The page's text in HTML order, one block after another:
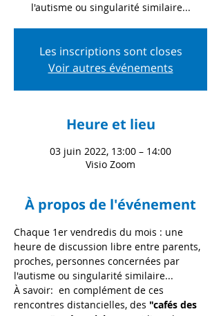
l'autisme ou singularité similaire...
Les inscriptions sont closes
Voir autres événements
Heure et lieu
03 juin 2022, 13:00 – 14:00
Visio Zoom
À propos de l'événement
Chaque 1er vendredis du mois : une
heure de discussion libre entre parents,
proches, personnes concernées par
l'autisme ou singularité similaire...
À savoir:  en complément de ces
rencontres distancielles, des "cafés des